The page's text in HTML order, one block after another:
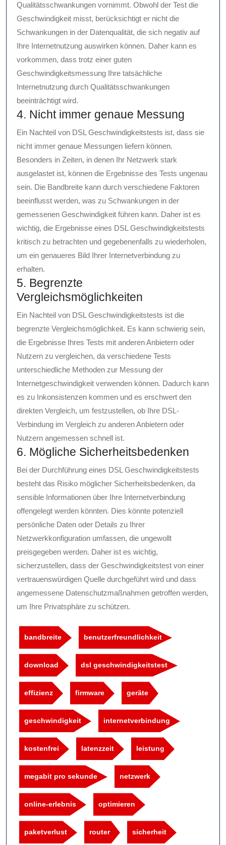
Qualitätsschwankungen vornimmt. Obwohl der Test die
Geschwindigkeit misst, berücksichtigt er nicht die
Schwankungen in der Datenqualität, die sich negativ auf
Ihre Internetnutzung auswirken können. Daher kann es
vorkommen, dass trotz einer guten
Geschwindigkeitsmessung Ihre tatsächliche
Internetnutzung durch Qualitätsschwankungen
beeinträchtigt wird.
4. Nicht immer genaue Messung
Ein Nachteil von DSL Geschwindigkeitstests ist, dass sie
nicht immer genaue Messungen liefern können.
Besonders in Zeiten, in denen Ihr Netzwerk stark
ausgelastet ist, können die Ergebnisse des Tests ungenau
sein. Die Bandbreite kann durch verschiedene Faktoren
beeinflusst werden, was zu Schwankungen in der
gemessenen Geschwindigkeit führen kann. Daher ist es
wichtig, die Ergebnisse eines DSL Geschwindigkeitstests
kritisch zu betrachten und gegebenenfalls zu wiederholen,
um ein genaueres Bild Ihrer Internetverbindung zu
erhalten.
5. Begrenzte
Vergleichsmöglichkeiten
Ein Nachteil von DSL Geschwindigkeitstests ist die
begrenzte Vergleichsmöglichkeit. Es kann schwierig sein,
die Ergebnisse Ihres Tests mit anderen Anbietern oder
Nutzern zu vergleichen, da verschiedene Tests
unterschiedliche Methoden zur Messung der
Internetgeschwindigkeit verwenden können. Dadurch kann
es zu Inkonsistenzen kommen und es erschwert den
direkten Vergleich, um festzustellen, ob Ihre DSL-
Verbindung im Vergleich zu anderen Anbietern oder
Nutzern angemessen schnell ist.
6. Mögliche Sicherheitsbedenken
Bei der Durchführung eines DSL Geschwindigkeitstests
besteht das Risiko möglicher Sicherheitsbedenken, da
sensible Informationen über Ihre Internetverbindung
offengelegt werden könnten. Dies könnte potenziell
persönliche Daten oder Details zu Ihrer
Netzwerkkonfiguration umfassen, die ungewollt
preisgegeben werden. Daher ist es wichtig,
sicherzustellen, dass der Geschwindigkeitstest von einer
vertrauenswürdigen Quelle durchgeführt wird und dass
angemessene Datenschutzmaßnahmen getroffen werden,
um Ihre Privatsphäre zu schützen.
bandbreite benutzerfreundlichkeit
download dsl geschwindigkeitstest
effizienz firmware geräte
geschwindigkeit internetverbindung
kostenfrei latenzzeit leistung
megabit pro sekunde netzwerk
online-erlebnis optimieren
paketverlust router sicherheit